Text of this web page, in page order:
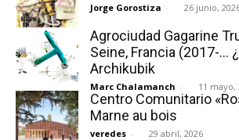
Jorge Gorostiza - 26 junio,
Agrociudad Gagarine
Seine, Francia (2017-…
Archikubik
Marc Chalamanch - 11 mayo,
Centro Comunitario
Marne au bois
veredes - 29 abril, 2026